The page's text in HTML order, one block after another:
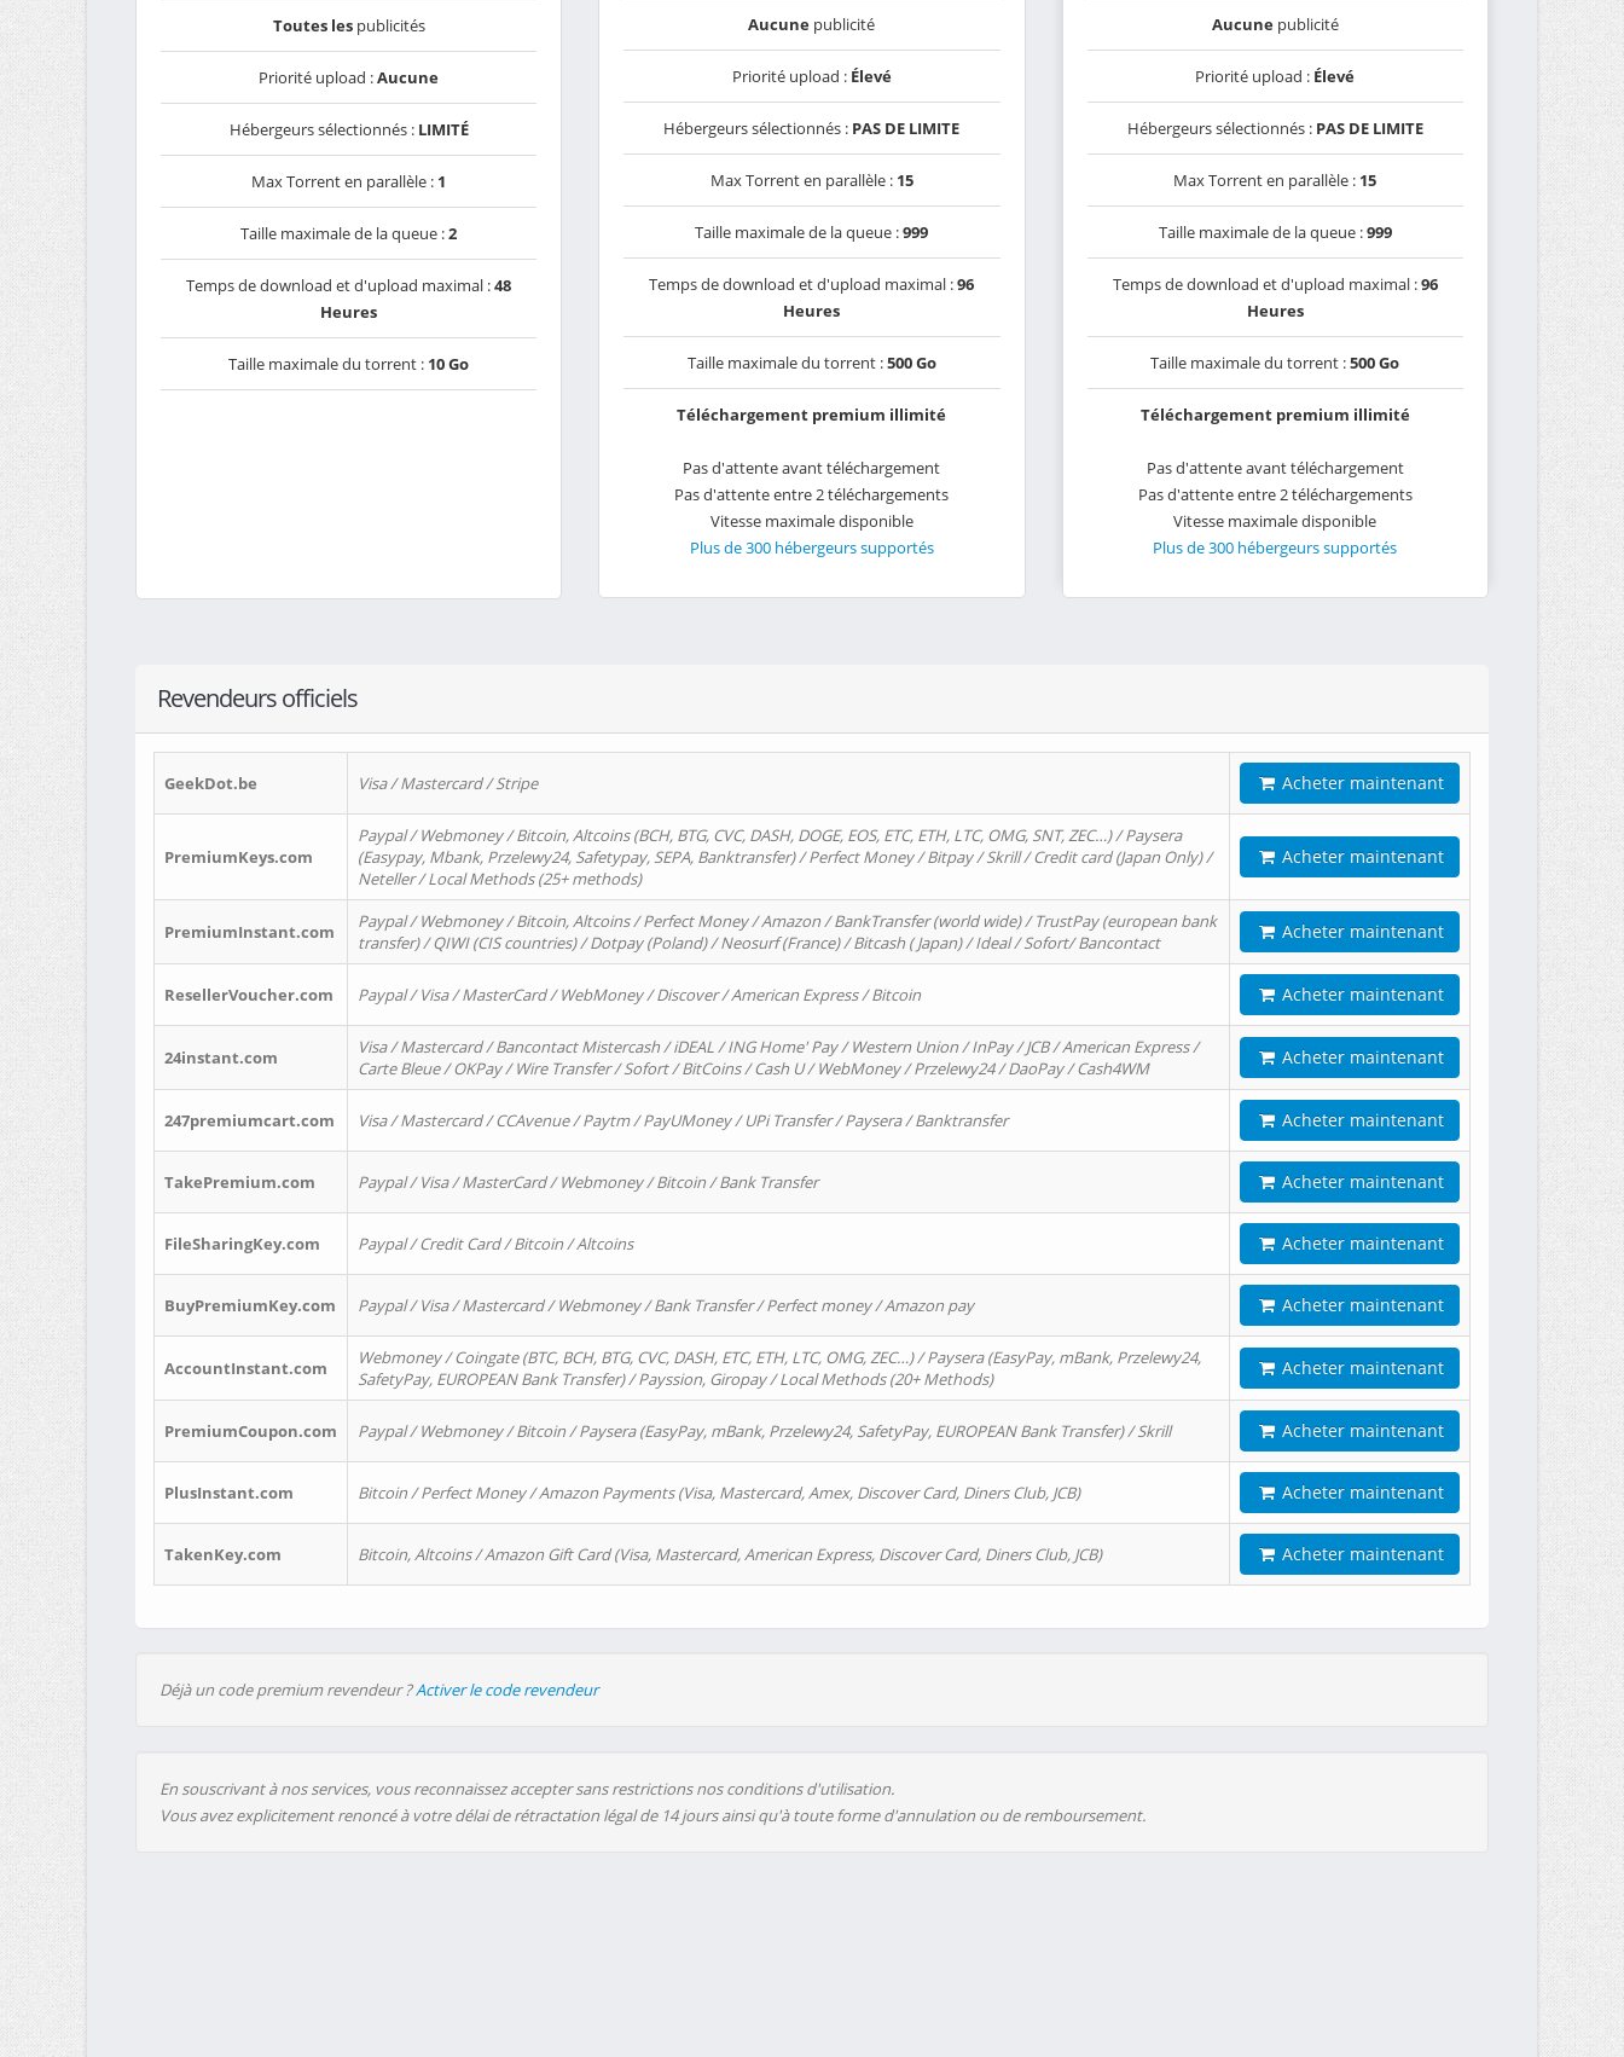
Toutes lespublicités
Priorité upload :Aucune
Hébergeurs sélectionnés : LIMITÉ
Max Torrent en parallèle : 1
Taille maximale de la queue :2
Temps de download et d'upload maximal :48
Heures
Taille maximale du torrent : 10 Go
Aucune publicité
Priorité upload : Élevé
Hébergeurs sélectionnés : PAS DE LIMITE
Max Torrent en parallèle : 15
Taille maximale de la queue :999
Temps de download et d'upload maximal :96
Heures
Taille maximale du torrent :500 Go
Téléchargement premium illimité
Pas d'attente avant téléchargement
Pas d'attente entre 2 téléchargements
Vitesse maximale disponible
Plus de 300 hébergeurs supportés
Aucunepublicité
Priorité upload : Élevé
Hébergeurs sélectionnés : PAS DE LIMITE
Max Torrent en parallèle : 15
Taille maximale de la queue :999
Temps de download et d'upload maximal :96
Heures
Taille maximale du torrent :500 Go
Téléchargement premium illimité
Pas d'attente avant téléchargement
Pas d'attente entre 2 téléchargements
Vitesse maximale disponible
Plus de 300 hébergeurs supportés
Revendeurs officiels
GeekDot.be Visa / Mastercard / Stripe Acheter maintenant
PremiumKeys.com
Paypal / Webmoney / Bitcoin, Altcoins (BCH, BTG, CVC, DASH, DOGE, EOS, ETC, ETH, LTC, OMG, SNT, ZEC…) / Paysera
(Easypay, Mbank, Przelewy24, Safetypay, SEPA, Banktransfer) / Perfect Money / Bitpay / Skrill / Credit card (Japan Only) /
Neteller / Local Methods (25+ methods)
Acheter maintenant
PremiumInstant.com
Paypal / Webmoney / Bitcoin, Altcoins / Perfect Money / Amazon / BankTransfer (world wide) / TrustPay (european bank
transfer) / QIWI (CIS countries) / Dotpay (Poland) / Neosurf (France) / Bitcash ( Japan) / Ideal / Sofort/ Bancontact
Acheter maintenant
ResellerVoucher.com Paypal / Visa / MasterCard / WebMoney / Discover / American Express / Bitcoin Acheter maintenant
24instant.com
Visa / Mastercard / Bancontact Mistercash / iDEAL / ING Home' Pay / Western Union / InPay / JCB / American Express /
Carte Bleue / OKPay / Wire Transfer / Sofort / BitCoins / Cash U / WebMoney / Przelewy24 / DaoPay / Cash4WM
Acheter maintenant
247premiumcart.com Visa / Mastercard / CCAvenue / Paytm / PayUMoney / UPi Transfer / Paysera / Banktransfer Acheter maintenant
TakePremium.com Paypal / Visa / MasterCard / Webmoney / Bitcoin / Bank Transfer Acheter maintenant
FileSharingKey.com Paypal / Credit Card / Bitcoin / Altcoins Acheter maintenant
BuyPremiumKey.com Paypal / Visa / Mastercard / Webmoney / Bank Transfer / Perfect money / Amazon pay Acheter maintenant
AccountInstant.com
Webmoney / Coingate (BTC, BCH, BTG, CVC, DASH, ETC, ETH, LTC, OMG, ZEC…) / Paysera (EasyPay, mBank, Przelewy24,
SafetyPay, EUROPEAN Bank Transfer) / Payssion, Giropay / Local Methods (20+ Methods)
Acheter maintenant
PremiumCoupon.com Paypal / Webmoney / Bitcoin / Paysera (EasyPay, mBank, Przelewy24, SafetyPay, EUROPEAN Bank Transfer) / Skrill Acheter maintenant
PlusInstant.com Bitcoin / Perfect Money / Amazon Payments (Visa, Mastercard, Amex, Discover Card, Diners Club, JCB) Acheter maintenant
TakenKey.com Bitcoin, Altcoins / Amazon Gift Card (Visa, Mastercard, American Express, Discover Card, Diners Club, JCB) Acheter maintenant
Déjà un code premium revendeur ?Activer le code revendeur
En souscrivant à nos services, vous reconnaissez accepter sans restrictions nos conditions d'utilisation.
Vous avez explicitement renoncé à votre délai de rétractation légal de 14 jours ainsi qu'à toute forme d'annulation ou de remboursement.